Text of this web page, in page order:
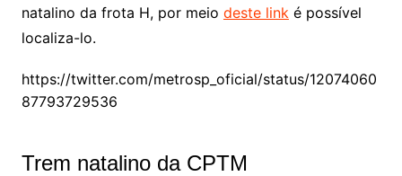
natalino da frota H, por meio deste link é possível
localiza-lo.
https://twitter.com/metrosp_oficial/status/12074060
87793729536
Trem natalino da CPTM